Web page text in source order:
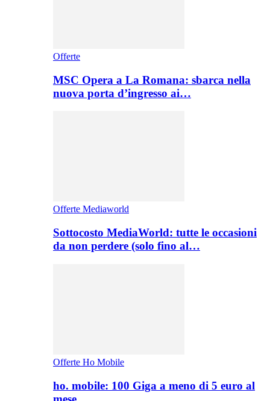
Offerte
MSC Opera a La Romana: sbarca nella
nuova porta d’ingresso ai…
Offerte Mediaworld
Sottocosto MediaWorld: tutte le occasioni
da non perdere (solo fino al…
Offerte Ho Mobile
ho. mobile: 100 Giga a meno di 5 euro al